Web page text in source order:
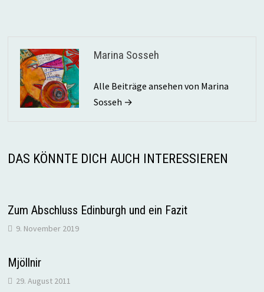
Marina Sosseh
Alle Beiträge ansehen von Marina
Sosseh →
DAS KÖNNTE DICH AUCH INTERESSIEREN
Zum Abschluss Edinburgh und ein Fazit
9. November 2019
Mjöllnir
29. August 2011